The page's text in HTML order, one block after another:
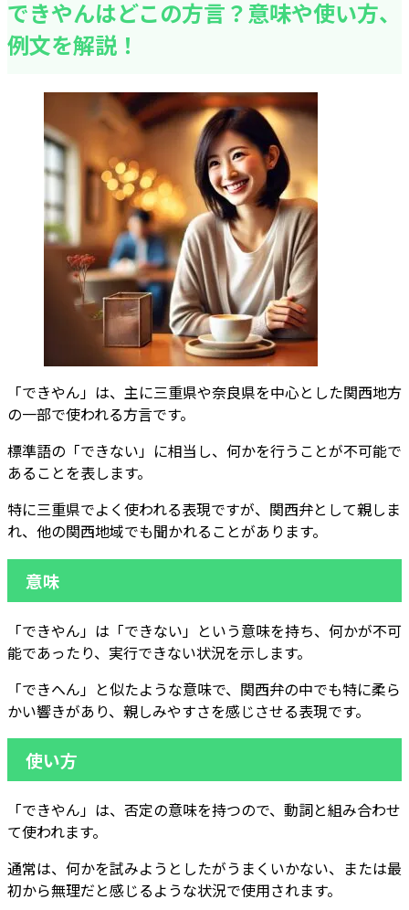
できやんはどこの方言？意味や使い方、
例文を解説！
「できやん」は、主に三重県や奈良県を中心とした関西地方
の一部で使われる方言です。
標準語の「できない」に相当し、何かを行うことが不可能で
あることを表します。
特に三重県でよく使われる表現ですが、関西弁として親しま
れ、他の関西地域でも聞かれることがあります。
意味
「できやん」は「できない」という意味を持ち、何かが不可
能であったり、実行できない状況を示します。
「できへん」と似たような意味で、関西弁の中でも特に柔ら
かい響きがあり、親しみやすさを感じさせる表現です。
使い方
「できやん」は、否定の意味を持つので、動詞と組み合わせ
て使われます。
通常は、何かを試みようとしたがうまくいかない、または最
初から無理だと感じるような状況で使用されます。